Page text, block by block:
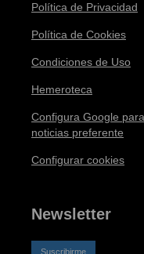
Política de Privacidad
Política de Cookies
Condiciones de Uso
Hemeroteca
Configura Google
noticias preferente
Configurar cookies
Newsletter
Suscribirme